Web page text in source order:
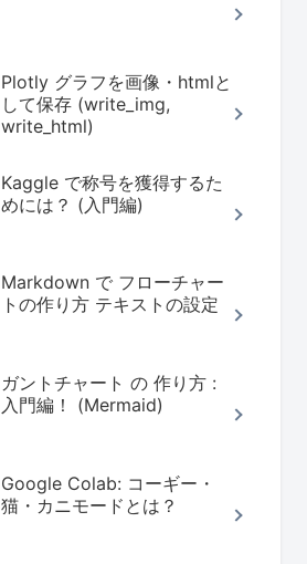
Plotly グラフを画像・htmlと
して保存 (write_img,
write_html)
Kaggle で称号を獲得するた
めには？ (入門編)
Markdown で フローチャー
トの作り方 テキストの設定
ガントチャート の 作り方 :
入門編！ (Mermaid)
Google Colab: コーギー・
猫・カニモードとは？